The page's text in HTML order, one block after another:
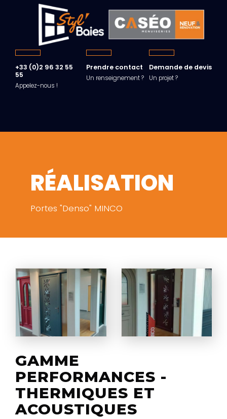
+33 (0)2 96 32 55
55
Appelez-nous !
Prendre contact
Un renseignement ?
Demande de devis
Un projet ?
RÉALISATION
Portes "Denso" MINCO
GAMME
PERFORMANCES -
THERMIQUES ET
ACOUSTIQUES